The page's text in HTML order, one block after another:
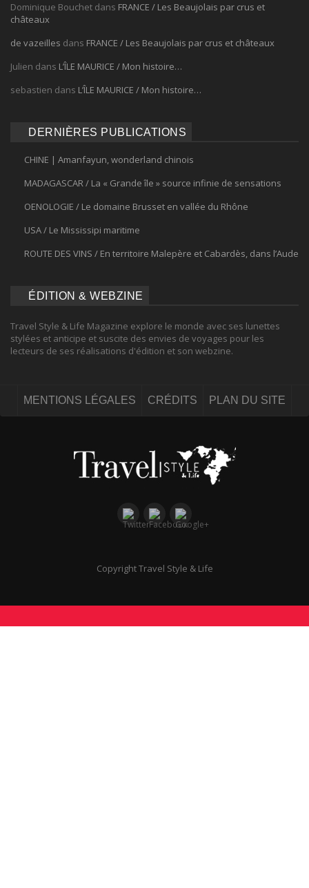
Dominique Bouchet dans FRANCE / Les Beaujolais par crus et
châteaux
de vazeilles dans FRANCE / Les Beaujolais par crus et châteaux
Julien dans L’ÎLE MAURICE / Mon histoire…
sebastien dans L’ÎLE MAURICE / Mon histoire…
DERNIÈRES PUBLICATIONS
CHINE | Amanfayun, wonderland chinois
MADAGASCAR / La « Grande île » source infinie de sensations
OENOLOGIE / Le domaine Brusset en vallée du Rhône
USA / Le Mississipi maritime
ROUTE DES VINS / En territoire Malepère et Cabardès, dans l’Aude
ÉDITION & WEBZINE
Travel Style & Life Magazine explore le monde avec ses lunettes
stylées et anticipe et suscite des envies de voyages pour les
lecteurs de ses réalisations d'édition et son webzine.
MENTIONS LÉGALES CRÉDITS PLAN DU SITE
Copyright Travel Style & Life